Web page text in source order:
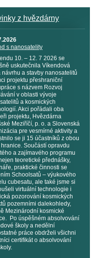
z hvězdárny
s nanosatelity
10. – 12. 7 2026 se
uskutečnila Víkendová
návrhu a stavby nanosatelitů
projektu přeshraniční
s názvem Rozvoj
v oblasti vývoje
a kosmických
Akci pořádali oba
projektu, Hvězdárna
Meziříčí, p. o. a Slovenská
pre vesmírné aktivity a
se ji 15 účastníků z obou
Součástí opravdu
a zajímavého programu
teoretické přednášky,
praktické činnosti se
Schoolsatů – výukového
cubesatu, ale také jsme si
virtuální technologie i
pozorování kosmických
pozemními dalekohledy,
Mezinárodní kosmické
Po úspěšném absolvování
školy a nedělní
práce obdrželi všichni
certifikát o absolvování